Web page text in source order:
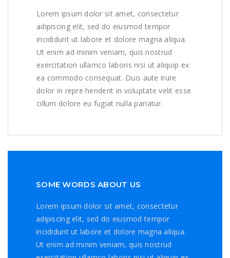
Lorem ipsum dolor sit amet, consectetur
adipiscing elit, sed do eiusmod tempor
incididunt ut labore et dolore magna aliqua.
Ut enim ad minim veniam, quis nostrud
exercitation ullamco laboris nisi ut aliquip ex
ea commodo consequat. Duis aute irure
dolor in repre henderit in voluptate velit esse
cillum dolore eu fugiat nulla pariatur.
SOME WORDS ABOUT US
Lorem ipsum dolor sit amet, consectetur
adipiscing elit, sed do eiusmod tempor
incididunt ut labore et dolore magna aliqua.
Ut enim ad minim veniam, quis nostrud